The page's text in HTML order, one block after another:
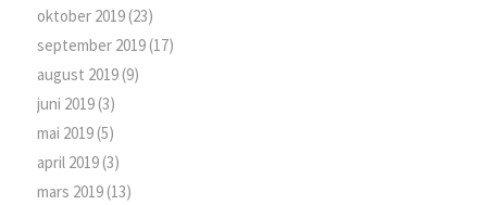
oktober 2019(23)
september 2019(17)
august 2019(9)
juni 2019(3)
mai 2019(5)
april 2019(3)
mars 2019(13)